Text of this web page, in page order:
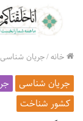
خانه/جریان شناسی
جریان شناسی
کشور شناخت